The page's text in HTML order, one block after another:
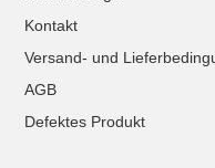
Kontakt
Versand- und
AGB
Defektes Produkt